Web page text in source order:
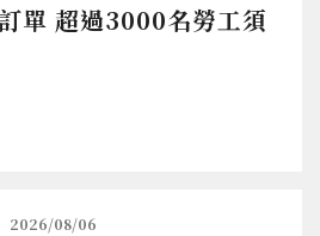
單 超過3000名勞工須
2026/08/06